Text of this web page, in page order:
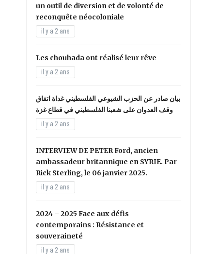
un outil de diversion et de volonté de
reconquête néocoloniale
il y a 2 ans
Les chouhada ont réalisé leur rêve
il y a 2 ans
بيان صادر عن الحزب الشيوعي الفلسطيني غداة اتفاق
وقف العدوان على شعبنا الفلسطيني في قطاع غزة
il y a 2 ans
INTERVIEW DE PETER Ford, ancien
ambassadeur britannique en SYRIE. Par
Rick Sterling, le 06 janvier 2025.
il y a 2 ans
2024 – 2025 Face aux défis
contemporains : Résistance et
souveraineté
il y a 2 ans